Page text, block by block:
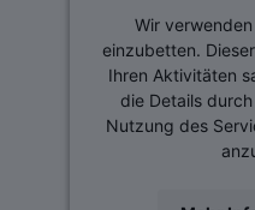
Wir
einzubetten.
Ihren Aktivitäten
die Details
Nutzung des